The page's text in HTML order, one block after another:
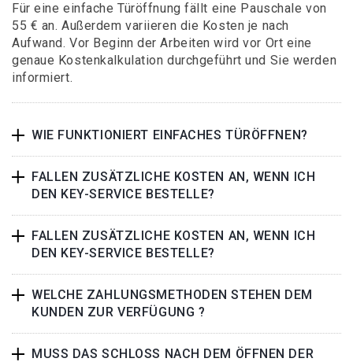
Für eine einfache Türöffnung fällt eine Pauschale von
55 € an. Außerdem variieren die Kosten je nach
Aufwand. Vor Beginn der Arbeiten wird vor Ort eine
genaue Kostenkalkulation durchgeführt und Sie werden
informiert.
WIE FUNKTIONIERT EINFACHES TÜRÖFFNEN?
FALLEN ZUSÄTZLICHE KOSTEN AN, WENN ICH
DEN KEY-SERVICE BESTELLE?
FALLEN ZUSÄTZLICHE KOSTEN AN, WENN ICH
DEN KEY-SERVICE BESTELLE?
WELCHE ZAHLUNGSMETHODEN STEHEN DEM
KUNDEN ZUR VERFÜGUNG ?
MUSS DAS SCHLOSS NACH DEM ÖFFNEN DER